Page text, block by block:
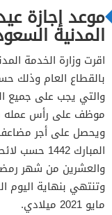
المدنية
اقرت وزارة الخدمة
بالقطاع العام وذلك
والتي يجب على جميع
موظف على رأس عمله
ويحصل على أجر مضاعف
المبارك
مايو 2021 ميلادي.